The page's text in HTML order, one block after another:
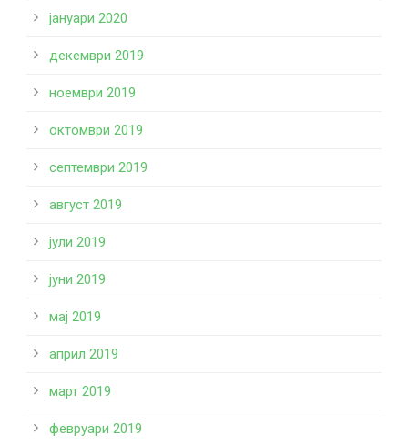
јануари 2020
декември 2019
ноември 2019
октомври 2019
септември 2019
август 2019
јули 2019
јуни 2019
мај 2019
април 2019
март 2019
февруари 2019